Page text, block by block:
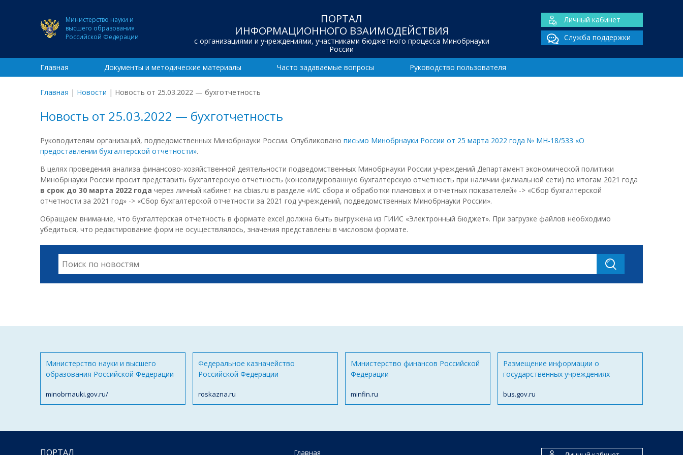
Министерство науки и
высшего образования
Российской Федерации
ПОРТАЛ
ИНФОРМАЦИОННОГО ВЗАИМОДЕЙСТВИЯ
с организациями и учреждениями, участниками бюджетного процесса Минобрнауки
России
Личный кабинет
Служба поддержки
Главная Документы и методические материалы Часто задаваемые вопросы Руководство пользователя
Главная | Новости | Новость от 25.03.2022 — бухготчетность
Новость от 25.03.2022 — бухготчетность
Руководителям организаций, подведомственных Минобрнауки России. Опубликовано письмо Минобрнауки России от 25 марта 2022 года № МН-18/533 «О
предоставлении бухгалтерской отчетности».
В целях проведения анализа финансово-хозяйственной деятельности подведомственных Минобрнауки России учреждений Департамент экономической политики
Минобрнауки России просит представить бухгалтерскую отчетность (консолидированную бухгалтерскую отчетность при наличии филиальной сети) по итогам 2021 года
в срок до 30 марта 2022 года через личный кабинет на cbias.ru в разделе «ИС сбора и обработки плановых и отчетных показателей» -> «Сбор бухгалтерской
отчетности за 2021 год» -> «Сбор бухгалтерской отчетности за 2021 год учреждений, подведомственных Минобрнауки России».
Обращаем внимание, что бухгалтерская отчетность в формате excel должна быть выгружена из ГИИС «Электронный бюджет». При загрузке файлов необходимо
убедиться, что редактирование форм не осуществлялось, значения представлены в числовом формате.
Министерство науки и высшего
образования Российской Федерации
minobrnauki.gov.ru/
Федеральное казначейство
Российской Федерации
roskazna.ru
Министерство финансов Российской
Федерации
minfin.ru
Размещение информации о
государственных учреждениях
bus.gov.ru
ПОРТАЛ Главная